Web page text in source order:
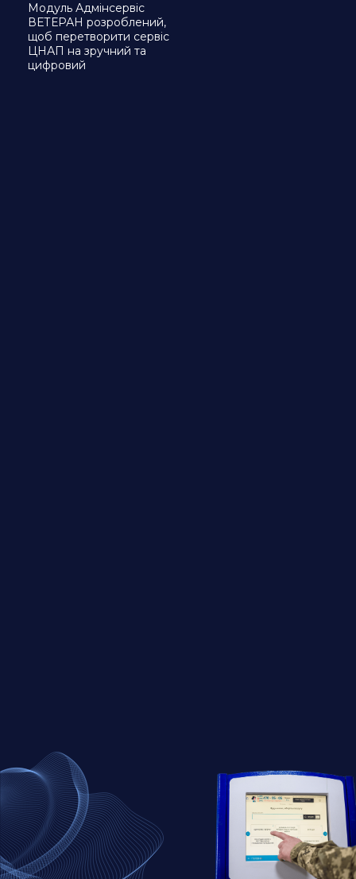
Модуль Адмінсервіс
ВЕТЕРАН розроблений,
щоб перетворити сервіс
ЦНАП на зручний та
цифровий